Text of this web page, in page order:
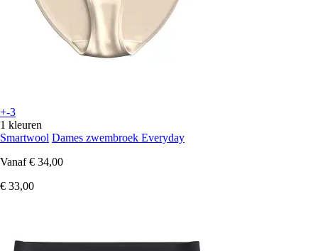
+-3
1 kleuren
Smartwool Dames zwembroek Everyday
Vanaf € 34,00
€ 33,00